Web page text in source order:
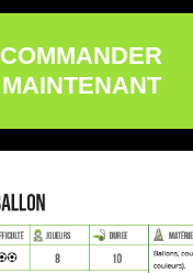
COMMANDER
MAINTENANT